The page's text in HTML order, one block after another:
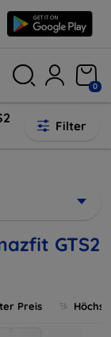
0
Filter
GTS2
Preis